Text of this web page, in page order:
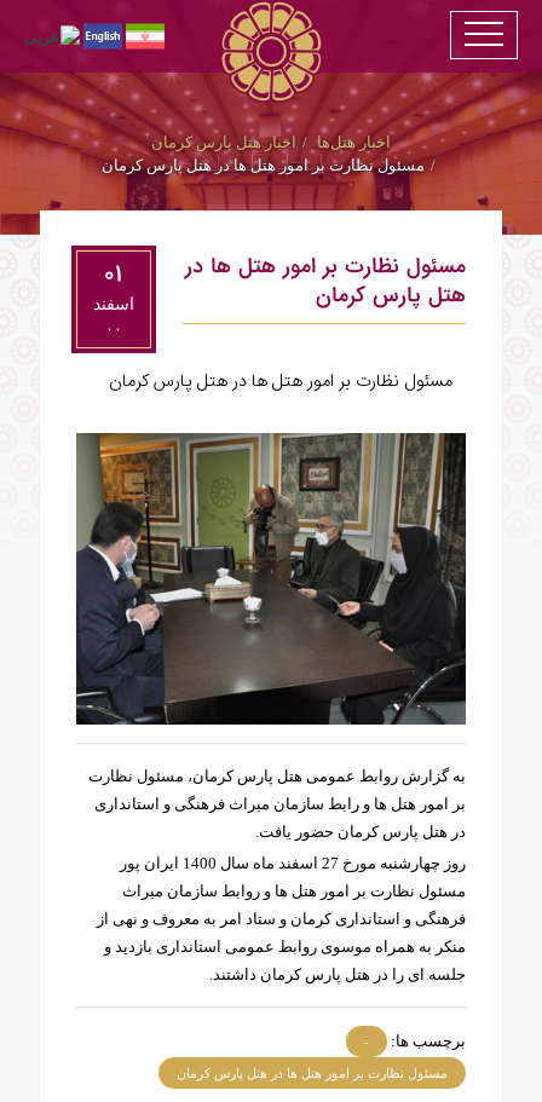
اخبار هتل‌ها
اخبار هتل پارس کرمان
مسئول نظارت بر امور هتل ها در هتل پارس کرمان
مسئول نظارت بر امور هتل ها در
هتل پارس کرمان
۰۱
اسفند
۰۰
مسئول نظارت بر امور هتل ها در هتل پارس کرمان
به گزارش روابط عمومی هتل پارس کرمان، مسئول نظارت
بر امور هتل ها و رابط سازمان میراث فرهنگی و استانداری
در هتل پارس کرمان حضور یافت.
روز چهارشنبه مورخ 27 اسفند ماه سال 1400 ایران پور
مسئول نظارت بر امور هتل ها و روابط سازمان میراث
فرهنگی و استانداری کرمان و ستاد امر به معروف و نهی از
منکر به همراه موسوی روابط عمومی استانداری بازدید و
جلسه ای را در هتل پارس کرمان داشتند.
برچسب ها: -
مسئول نظارت بر امور هتل ها در هتل پارس کرمان